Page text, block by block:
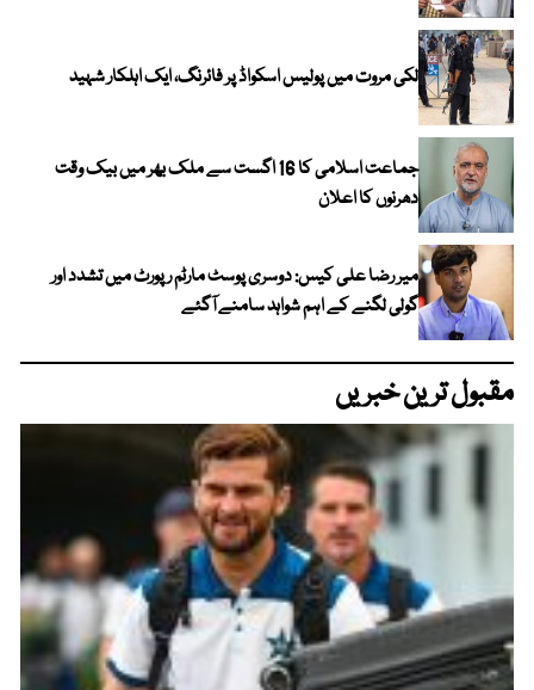
لکی مروت میں پولیس اسکواڈ پر فائرنگ، ایک اہلکار شہید
جماعت اسلامی کا 16 اگست سے ملک بھر میں بیک وقت
دھرنوں کا اعلان
میر رضا علی کیس: دوسری پوسٹ مارٹم رپورٹ میں تشدد اور
گولی لگنے کے اہم شواہد سامنے آگئے
مقبول ترین خبریں